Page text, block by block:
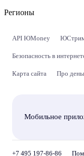
Регионы
API ЮMoney
Безопасность в
Карта сайта Про
Мобильное
+7 495 197-86-86